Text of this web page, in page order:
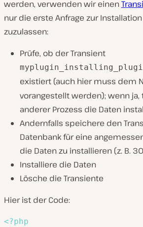
werden, verwenden wir einen
nur die erste Anfrage zur
zuzulassen:
Prüfe, ob der Transient
existiert (auch hier muss dem
vorangestellt werden); wenn
anderer Prozess die Daten
Andernfalls speichere den
Datenbank für eine
die Daten zu installieren (z. B.
Installiere die Daten
Lösche die Transiente
Hier ist der Code:
<?php